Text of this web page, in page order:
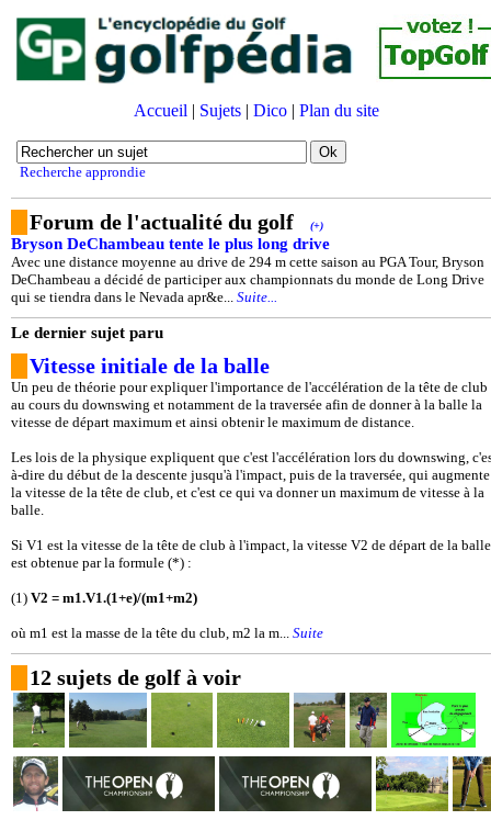
Accueil | Sujets | Dico | Plan du site
Recherche approndie
Forum de l'actualité du golf (+)
Bryson DeChambeau tente le plus long drive
Avec une distance moyenne au drive de 294 m cette saison au PGA Tour, Bryson
DeChambeau a décidé de participer aux championnats du monde de Long Drive
qui se tiendra dans le Nevada apr&e... Suite...
Le dernier sujet paru
Vitesse initiale de la balle
Un peu de théorie pour expliquer l'importance de l'accélération de la tête de club
au cours du downswing et notamment de la traversée afin de donner à la balle la
vitesse de départ maximum et ainsi obtenir le maximum de distance.
Les lois de la physique expliquent que c'est l'accélération lors du downswing,
à-dire du début de la descente jusqu'à l'impact, puis de la traversée, qui augmente
la vitesse de la tête de club, et c'est ce qui va donner un maximum de vitesse à la
balle.
Si V1 est la vitesse de la tête de club à l'impact, la vitesse V2 de départ de la balle
est obtenue par la formule (*) :
(1) V2 = m1.V1.(1+e)/(m1+m2)
où m1 est la masse de la tête du club, m2 la m... Suite
12 sujets de golf à voir